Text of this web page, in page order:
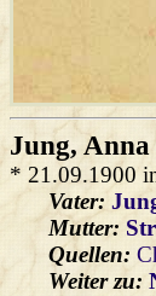
Jung, Anna
* 21.09.1900
Vater:
Mutter:
Quellen:
Weiter zu: